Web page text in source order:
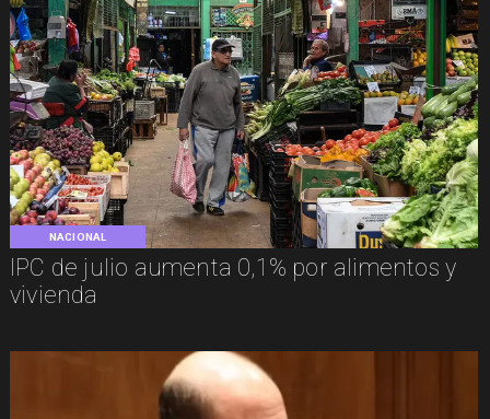
NACIONAL
IPC de julio aumenta 0,1% por alimentos y
vivienda